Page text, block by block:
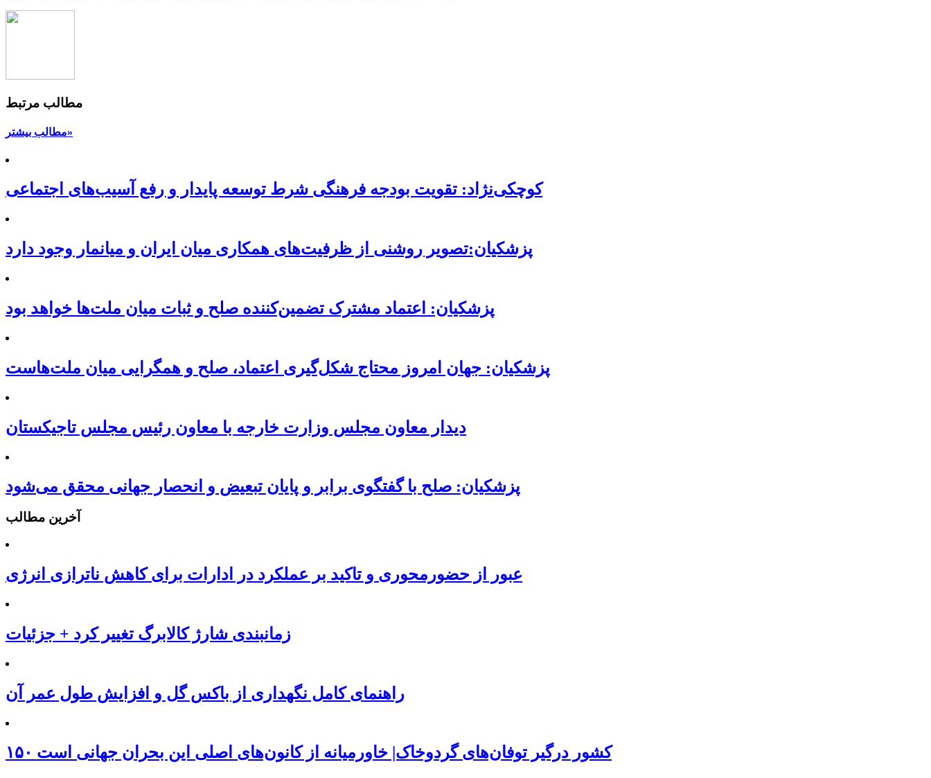
مطالب مرتبط
مطالب بیشتر»
کوچکی‌نژاد: تقویت بودجه فرهنگی شرط توسعه پایدار و رفع آسیب‌های اجتماعی
پزشکیان:تصویر روشنی از ظرفیت‌های همکاری میان ایران و میانمار وجود دارد
پزشکیان: اعتماد مشترک تضمین‌کننده صلح و ثبات میان ملت‌ها خواهد بود
پزشکیان: جهان امروز محتاج شکل‌گیری اعتماد، صلح و همگرایی میان ملت‌هاست
دیدار معاون مجلس وزارت خارجه با معاون رئیس مجلس تاجیکستان
پزشکیان: صلح با گفتگوی برابر و پایان تبعیض و انحصار جهانی محقق می‌شود
آخرین مطالب
عبور از حضورمحوری و تاکید بر عملکرد در ادارات برای کاهش ناترازی انرژی
زمانبندی شارژ کالابرگ تغییر کرد + جزئیات
راهنمای کامل نگهداری از باکس گل و افزایش طول عمر آن
۱۵۰ کشور درگیر توفان‌های گردوخاک| خاورمیانه از کانون‌های اصلی این بحران جهانی است